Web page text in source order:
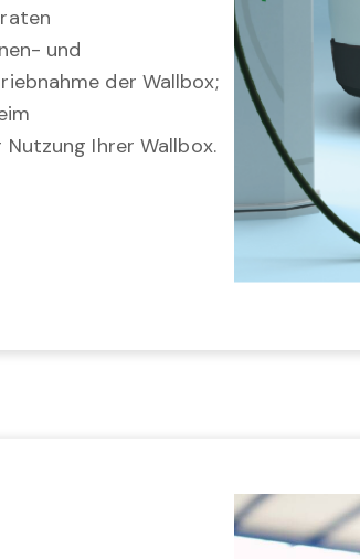
und
der Wallbox;
Ihrer Wallbox.